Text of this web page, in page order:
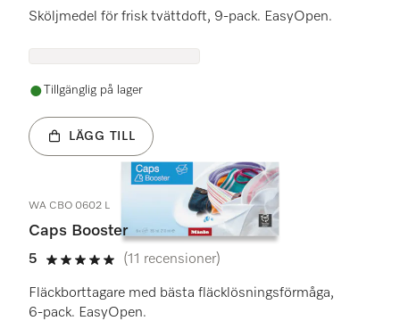
Sköljmedel för frisk tvättdoft, 9-pack. EasyOpen.
Tillgänglig på lager
LÄGG TILL
WA CBO 0602 L
Caps Booster
5
5 stars out of 5
(11 recensioner)
Fläckborttagare med bästa fläcklösningsförmåga,
6-pack. EasyOpen.